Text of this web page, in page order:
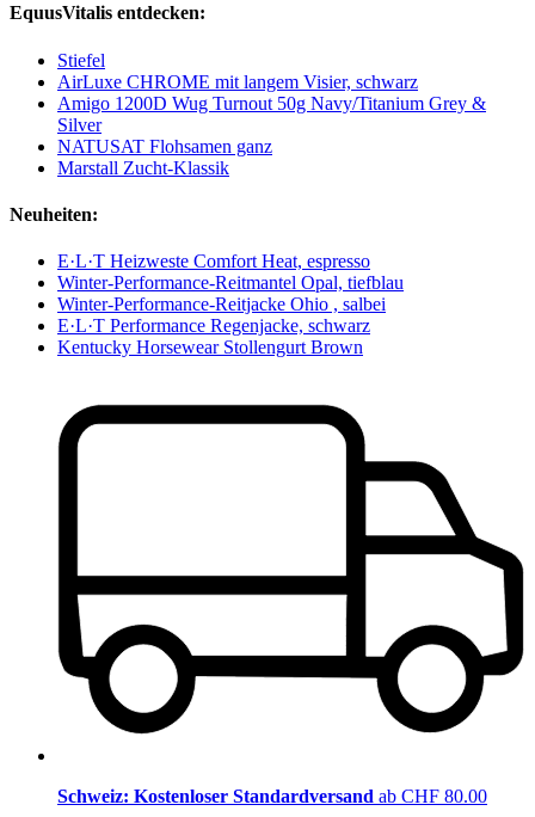
EquusVitalis entdecken:
Stiefel
AirLuxe CHROME mit langem Visier, schwarz
Amigo 1200D Wug Turnout 50g Navy/Titanium Grey &
Silver
NATUSAT Flohsamen ganz
Marstall Zucht-Klassik
Neuheiten:
E·L·T Heizweste Comfort Heat, espresso
Winter-Performance-Reitmantel Opal, tiefblau
Winter-Performance-Reitjacke Ohio , salbei
E·L·T Performance Regenjacke, schwarz
Kentucky Horsewear Stollengurt Brown
Schweiz: Kostenloser Standardversand ab CHF 80.00